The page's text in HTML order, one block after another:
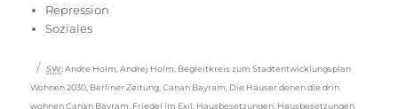
Repression
Soziales
Schlagwörter
SW: Andre Holm ,Andrej Holm Begleitkreis zum Stadtentwicklungsplan
Wohnen 2030 Berliner Zeitung ,Canan Bayram Die Häuser denen die drin
wohnen Canan Bayram Friedel im Exil Hausbesetzungen Hausbesetzungen